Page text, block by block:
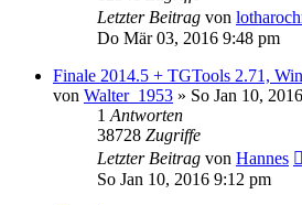
Letzter Beitrag von
Do Mär 03, 2016 9:48 pm
Finale 2014.5 + TGTools 2.71,
von Walter_1953 » So Jan 10,
1 Antworten
38728 Zugriffe
Letzter Beitrag von Hannes
So Jan 10, 2016 9:12 pm